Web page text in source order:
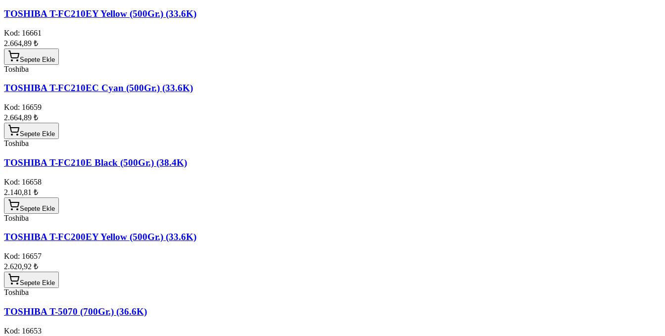
TOSHIBA T-FC210EY Yellow (500Gr.) (33.6K)
Kod: 16661
2.664,89 ₺
Sepete Ekle
Toshiba
TOSHIBA T-FC210EC Cyan (500Gr.) (33.6K)
Kod: 16659
2.664,89 ₺
Sepete Ekle
Toshiba
TOSHIBA T-FC210E Black (500Gr.) (38.4K)
Kod: 16658
2.140,81 ₺
Sepete Ekle
Toshiba
TOSHIBA T-FC200EY Yellow (500Gr.) (33.6K)
Kod: 16657
2.620,92 ₺
Sepete Ekle
Toshiba
TOSHIBA T-5070 (700Gr.) (36.6K)
Kod: 16653